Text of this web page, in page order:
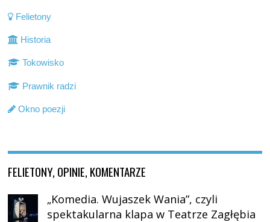
Felietony
Historia
Tokowisko
Prawnik radzi
Okno poezji
FELIETONY, OPINIE, KOMENTARZE
„Komedia. Wujaszek Wania”, czyli
spektakularna klapa w Teatrze Zagłębia